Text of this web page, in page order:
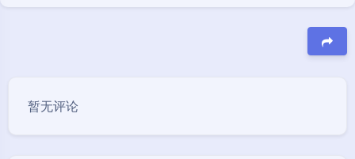
暂无评论